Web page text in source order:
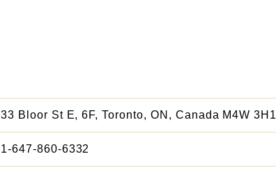
33 Bloor St E, 6F, Toronto, ON, Canada M4W 3H1
1-647-860-6332